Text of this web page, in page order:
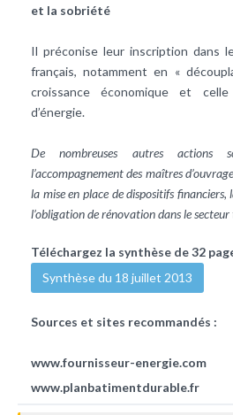
et la sobriété
Il préconise leur inscription dans
français, notamment en «
croissance économique et
d’énergie.
De nombreuses autres actions
l’accompagnement des maîtres
la mise en place de dispositifs
l’obligation de rénovation dans le
Téléchargez la synthèse de 32
Synthèse du 18 juillet 2013
Sources et sites recommandés :
www.fournisseur-energie.com
www.planbatimentdurable.fr